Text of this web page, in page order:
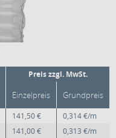
Preis zzgl. MwSt.
Einzelpreis Grundpreis
141,50 €
0,314 €/m
141,00 €
0,313 €/m